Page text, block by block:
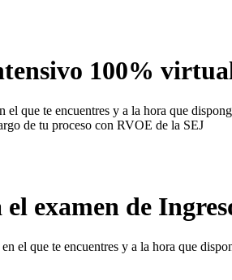
100%
el que te encuentres y a la hora que
de tu proceso con RVOE de la SEJ
examen de
el que te encuentres y a la hora que